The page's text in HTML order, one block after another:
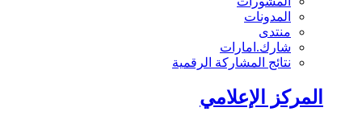
المدونات
منتدى
شارك.امارات
نتائج المشاركة الرقمية
المركز الإعلامي